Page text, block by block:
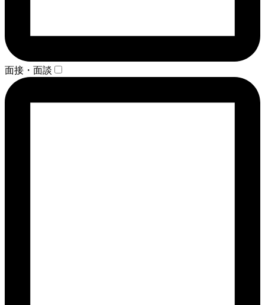
面接・面談